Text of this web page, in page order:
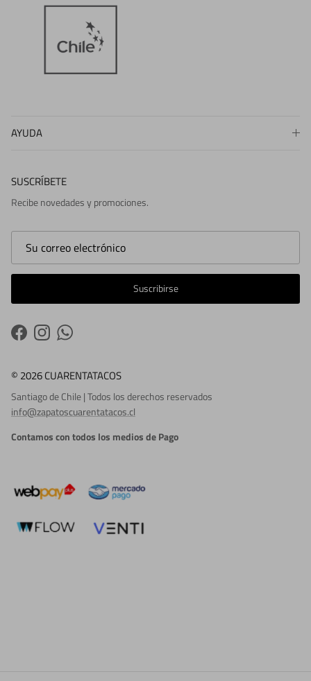
AYUDA
SUSCRÍBETE
Recibe novedades y promociones.
Suscribirse
FacebookInstagramWhatsApp
© 2026 CUARENTATACOS
Santiago de Chile | Todos los derechos reservados
info@zapatoscuarentatacos.cl
Contamos con todos los medios de Pago